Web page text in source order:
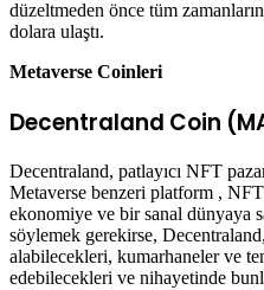
düzeltmeden önce tüm
dolara ulaştı.
Metaverse Coinleri
Decentraland Coin
Decentraland, patlayıcı NFT
Metaverse benzeri platform ,
ekonomiye ve bir sanal dünyaya
söylemek gerekirse,
alabilecekleri, kumarhaneler ve
edebilecekleri ve nihayetinde